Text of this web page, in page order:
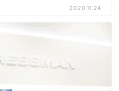
2020.11.24